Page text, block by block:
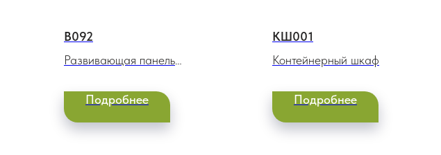
В092
Развивающая панель
Подробнее
КШ001
Контейнерный шкаф
Подробнее